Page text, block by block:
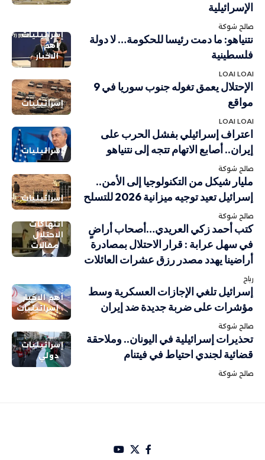
الإسرائيلية
صالح شوكة
إسرائيليات
أهم
الاخبار
نتنياهو: ما دمت رئيسا للحكومة… لا دولة
فلسطينية
LOAI LOAI
إسرائيليات
الإحتلال يعمق تغوله جنوب سوريا في 9
مواقع
LOAI LOAI
إسرائيليات
اعتراف إسرائيلي بفشل الحرب على
إيران.. أصابع الاتهام تتجه إلى نتنياهو
صالح شوكة
إسرائيليات
مليار شيكل من التكنولوجيا إلى الأمن..
إسرائيل تعيد توجيه ميزانية 2026 للتسلح
صالح شوكة
انتهاكات
الاحتلال
مقالات
كتب أحمد زكي العريدي…أصحاب أراضٍ
في سهل عرابة : قرار الاحتلال بمصادرة
أراضينا يهدد مصدر رزق عشرات العائلات
رباح
أهم الاخبار
إسرائيليات
إسرائيل تلغي الإجازات العسكرية وسط
مؤشرات على ضربة جديدة ضد إيران
صالح شوكة
إسرائيليات
دولي
تحذيرات إسرائيلية في اليونان.. وملاحقة
قضائية لجندي احتياط في فيتنام
صالح شوكة